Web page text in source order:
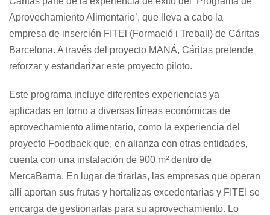
Aprovechamiento Alimentario’, que lleva a cabo la
empresa de inserción FITEl (Formació i Treball) de Cáritas
Barcelona. A través del proyecto MANÁ, Cáritas pretende
reforzar y estandarizar este proyecto piloto.
Este programa incluye diferentes experiencias ya
aplicadas en torno a diversas líneas económicas de
aprovechamiento alimentario, como la experiencia del
proyecto Foodback que, en alianza con otras entidades,
cuenta con una instalación de 900 m² dentro de
MercaBarna. En lugar de tirarlas, las empresas que operan
allí aportan sus frutas y hortalizas excedentarias y FITEI se
encarga de gestionarlas para su aprovechamiento. Lo